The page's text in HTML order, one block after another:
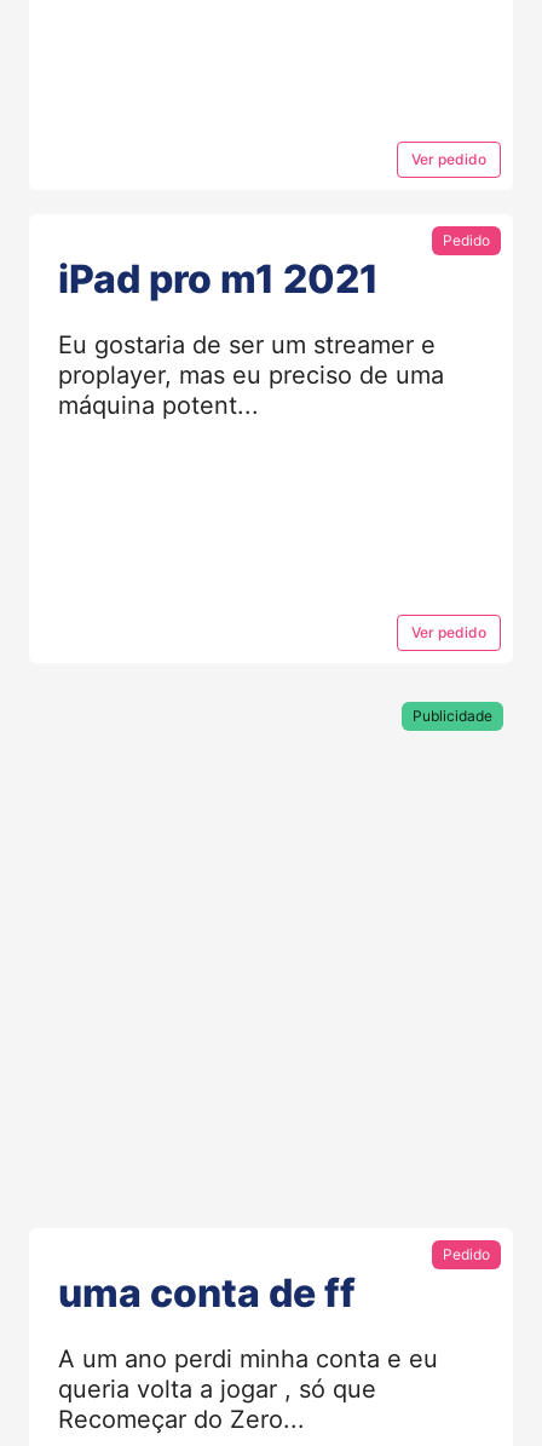
Ver pedido
Pedido
iPad pro m1 2021
Eu gostaria de ser um streamer e
proplayer, mas eu preciso de uma
máquina potent...
Ver pedido
Publicidade
Pedido
uma conta de ff
A um ano perdi minha conta e eu
queria volta a jogar , só que
Recomeçar do Zero...